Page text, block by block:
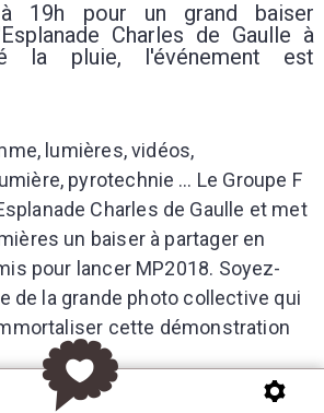
à 19h pour un grand baiser
Charles de Gaulle à
la pluie, l'événement est
lumières, vidéos,
pyrotechnie … Le Groupe F
Charles de Gaulle et met
un baiser à partager en
pour lancer MP2018. Soyez-
de la grande photo collective qui
cette démonstration